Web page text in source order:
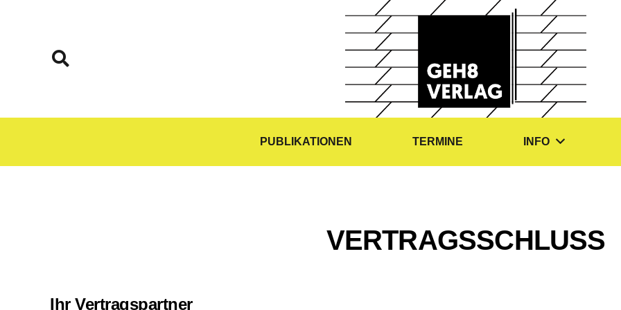
PUBLIKATIONEN TERMINE INFO
VERTRAGSSCHLUSS
Ihr Vertragspartner